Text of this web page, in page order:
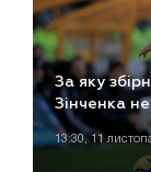
За яку
Зінченка
13:30, 11